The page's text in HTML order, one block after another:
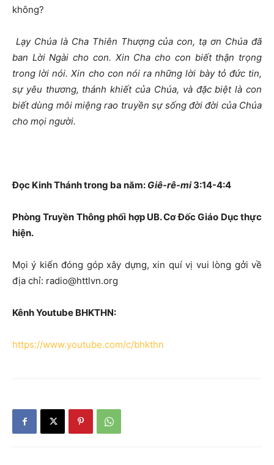
không?
Lạy Chúa là Cha Thiên Thượng của con, tạ ơn Chúa đã
ban Lời Ngài cho con. Xin Cha cho con biết thận trọng
trong lời nói. Xin cho con nói ra những lời bày tỏ đức tin,
sự yêu thương, thánh khiết của Chúa, và đặc biệt là con
biết dùng môi miệng rao truyền sự sống đời đời của Chúa
cho mọi người.
Đọc Kinh Thánh trong ba năm: Giê-rê-mi3:14-4:4
Phòng Truyền Thông phối hợp UB. Cơ Đốc Giáo Dục thực
hiện.
Mọi ý kiến đóng góp xây dựng, xin quí vị vui lòng gởi về
địa chỉ: radio@httlvn.org
Kênh Youtube BHKTHN:
https://www.youtube.com/c/bhkthn